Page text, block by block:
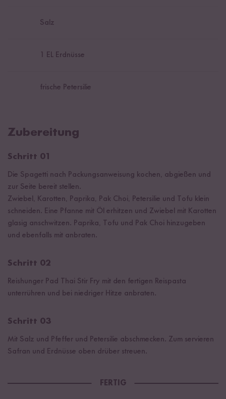
Salz
1 EL Erdnüsse
frische Petersilie
Zubereitung
Schritt 01
Die Spagetti nach Packungsanweisung kochen, abgießen und
zur Seite bereit stellen.
Zwiebel, Karotten, Paprika, Pak Choi, Petersilie und Tofu klein
schneiden. Eine Pfanne mit Öl erhitzen und Zwiebel mit Karotten
glasig anschwitzen. Paprika, Tofu und Pak Choi hinzugeben
und ebenfalls mit anbraten.
Schritt 02
Reishunger Pad Thai Stir Fry mit den fertigen Reispasta
unterrühren und bei niedriger Hitze anbraten.
Schritt 03
Mit Salz und Pfeffer und Petersilie abschmecken. Zum servieren
Safran und Erdnüsse oben drüber streuen.
FERTIG